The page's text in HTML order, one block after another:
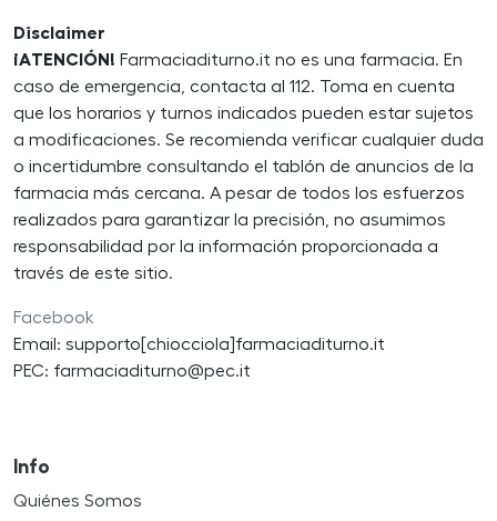
Disclaimer
¡ATENCIÓN! Farmaciaditurno.it no es una farmacia. En
caso de emergencia, contacta al 112. Toma en cuenta
que los horarios y turnos indicados pueden estar sujetos
a modificaciones. Se recomienda verificar cualquier duda
o incertidumbre consultando el tablón de anuncios de la
farmacia más cercana. A pesar de todos los esfuerzos
realizados para garantizar la precisión, no asumimos
responsabilidad por la información proporcionada a
través de este sitio.
Facebook
Email: supporto[chiocciola]farmaciaditurno.it
PEC: farmaciaditurno@pec.it
Info
Quiénes Somos